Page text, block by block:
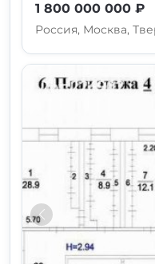
1 800 000 000 ₽
Россия, Москва,